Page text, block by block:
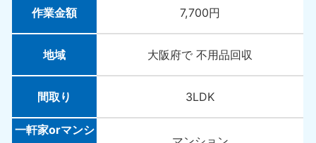
作業金額 7,700円
地域 大阪府で 不用品回収
間取り 3LDK
一軒家orマンシ